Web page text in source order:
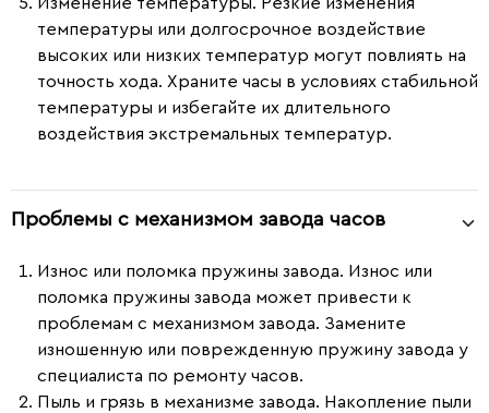
Изменение температуры. Резкие изменения
температуры или долгосрочное воздействие
высоких или низких температур могут повлиять на
точность хода. Храните часы в условиях стабильной
температуры и избегайте их длительного
воздействия экстремальных температур.
Проблемы с механизмом завода часов
Износ или поломка пружины завода. Износ или
поломка пружины завода может привести к
проблемам с механизмом завода. Замените
изношенную или поврежденную пружину завода у
специалиста по ремонту часов.
Пыль и грязь в механизме завода. Накопление пыли